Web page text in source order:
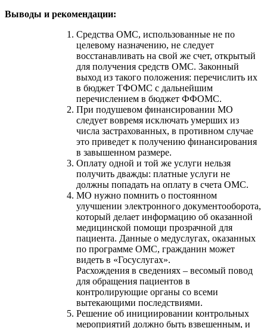
Выводы и рекомендации:
Средства ОМС, использованные не по
целевому назначению, не следует
восстанавливать на свой же счет, открытый
для получения средств ОМС. Законный
выход из такого положения: перечислить их
в бюджет ТФОМС с дальнейшим
перечислением в бюджет ФФОМС.
При подушевом финансировании МО
следует вовремя исключать умерших из
числа застрахованных, в противном случае
это приведет к получению финансирования
в завышенном размере.
Оплату одной и той же услуги нельзя
получить дважды: платные услуги не
должны попадать на оплату в счета ОМС.
МО нужно помнить о постоянном
улучшении электронного документооборота,
который делает информацию об оказанной
медицинской помощи прозрачной для
пациента. Данные о медуслугах, оказанных
по программе ОМС, гражданин может
видеть в «Госуслугах».
Расхождения в сведениях – весомый повод
для обращения пациентов в
контролирующие органы со всеми
вытекающими последствиями.
Решение об инициировании контрольных
мероприятий должно быть взвешенным, и